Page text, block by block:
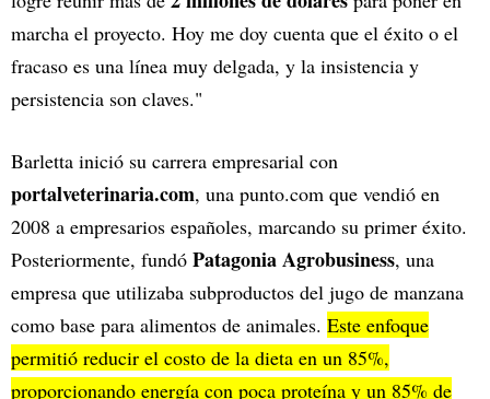
marcha el proyecto. Hoy me doy cuenta que el éxito o el
fracaso es una línea muy delgada, y la insistencia y
persistencia son claves."
Barletta inició su carrera empresarial con
portalveterinaria.com, una punto.com que vendió en
2008 a empresarios españoles, marcando su primer éxito.
Posteriormente, fundó Patagonia Agrobusiness, una
empresa que utilizaba subproductos del jugo de manzana
como base para alimentos de animales. Este enfoque
permitió reducir el costo de la dieta en un 85%,
proporcionando energía con poca proteína y un 85% de